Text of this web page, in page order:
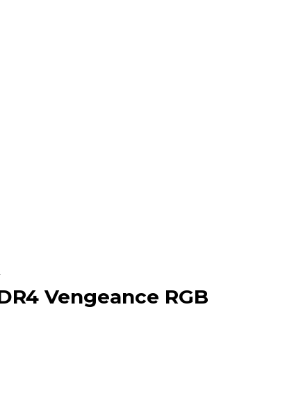
Vengeance RGB